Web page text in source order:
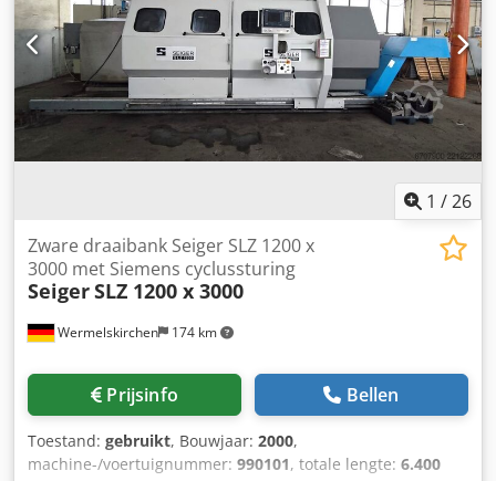
1 /26
Wermelskirchen 174 km
Zware draaibank Seiger SLZ 1200 x
3000 met Siemens cyclussturing
SeigerSLZ 1200 x 3000
Prijsinfo Bellen
Toestand: gebruikt, Bouwjaar: 2000,
machine-/voertuignummer: 990101, totale lengte: 6.400